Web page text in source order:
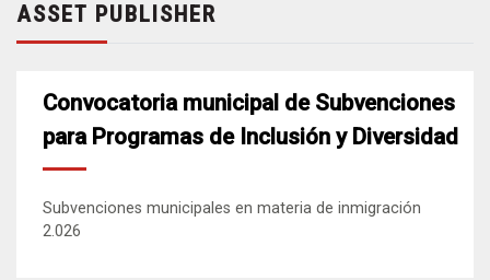
ASSET PUBLISHER
Convocatoria municipal de Subvenciones
para Programas de Inclusión y Diversidad
Subvenciones municipales en materia de inmigración
2.026